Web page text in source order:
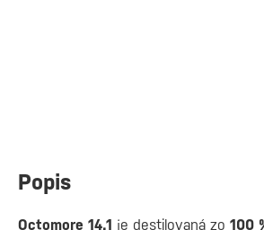
Popis
Octomore 14.1 je destilovaná zo 100